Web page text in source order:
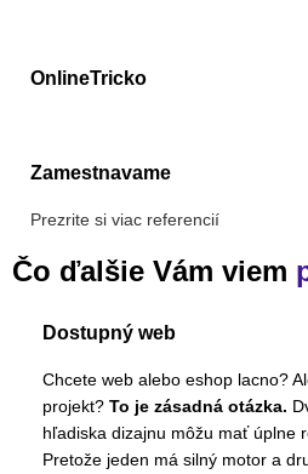
OnlineTricko
Zamestnavame
Prezrite si viac referencií
Čo ďalšie Vám viem
Dostupný web
Chcete web alebo eshop lacno?
projekt? To je zásadná otázka.
hľadiska dizajnu môžu mať úplne
Pretože jeden má silný motor a